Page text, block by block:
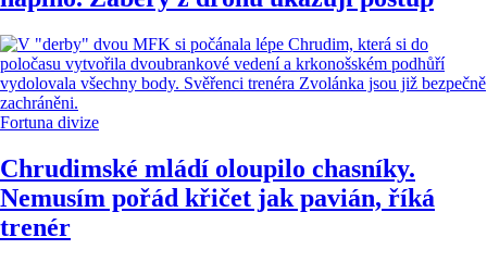
Fortuna divize
Chrudimské mládí oloupilo chasníky.
Nemusím pořád křičet jak pavián, říká
trenér